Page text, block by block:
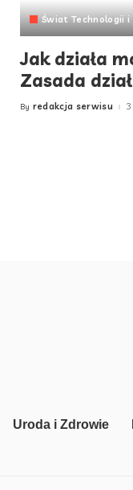
Świat Technologii
Jak działa
Zasada
Posted
By redakcja serwisu
Uroda i Zdrowie